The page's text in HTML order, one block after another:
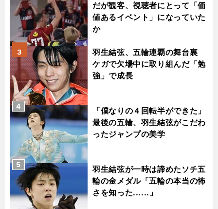
だが観客、視聴者にとって「価
値あるイベント」になっていた
か
羽生結弦、五輪連覇の舞台裏
ケガで欠場中に取り組んだ「勉
強」で成長
3
「僕なりの４回転半ができた」
最後の五輪、羽生結弦がこだわ
ったジャンプの美学
4
羽生結弦が一時は諦めたソチ五
輪の金メダル「五輪の本当の怖
さを知った......」
5